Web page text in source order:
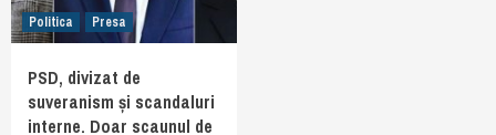
Politica Presa
PSD, divizat de
suveranism și scandaluri
interne. Doar scaunul de